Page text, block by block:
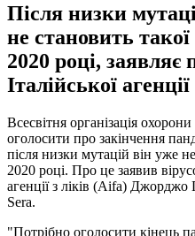
Після низки
не становить
2020 році, заявляє
Італійської агенції
Всесвітня організація
оголосити про закінчення
після низки мутацій він уже
2020 році. Про це заявив
агенції з ліків (Aifa) Джорджо
Sera.
"Потрібно оголосити кінець